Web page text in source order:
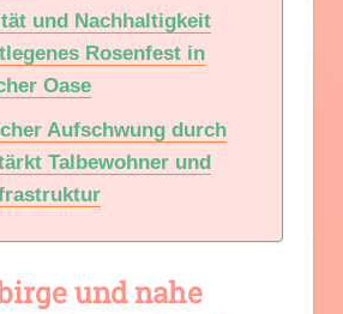
und Nachhaltigkeit
Rosenfest in
Oase
Aufschwung durch
Talbewohner und
und nahe